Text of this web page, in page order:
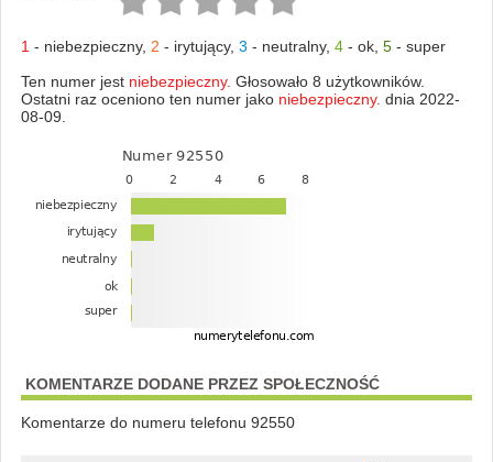
1 - niebezpieczny, 2 - irytujący, 3 - neutralny, 4- ok, 5- super
Ten numer jest niebezpieczny. Głosowało 8 użytkowników.
Ostatni raz oceniono ten numer jako niebezpieczny. dnia 2022-
08-09.
KOMENTARZE DODANE PRZEZ SPOŁECZNOŚĆ
Komentarze do numeru telefonu 92550